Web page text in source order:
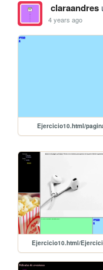
claraandres
4 years ago
Ejercicio10.html/
Ejercicio10.html/